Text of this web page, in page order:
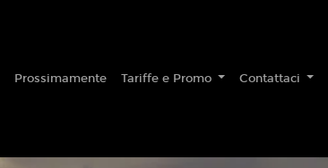
Prossimamente Tariffe e Promo Contattaci